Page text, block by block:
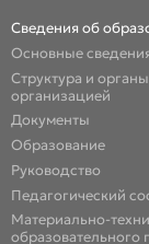
Сведения об
Основные
Структура и
организацией
Документы
Образование
Руководство
Педагогический
Материально-
образовательного